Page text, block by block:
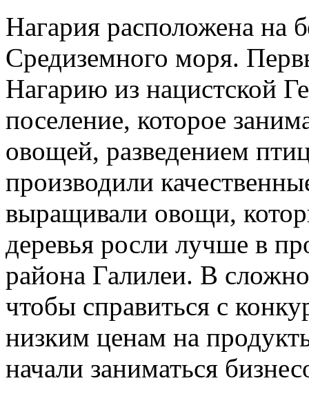
Нагария расположена на
Средиземного моря.
Нагарию из нацистской
поселение, которое
овощей, разведением
производили
выращивали овощи,
деревья росли лучше в
района Галилеи. В
чтобы справиться с
низким ценам на
начали заниматься